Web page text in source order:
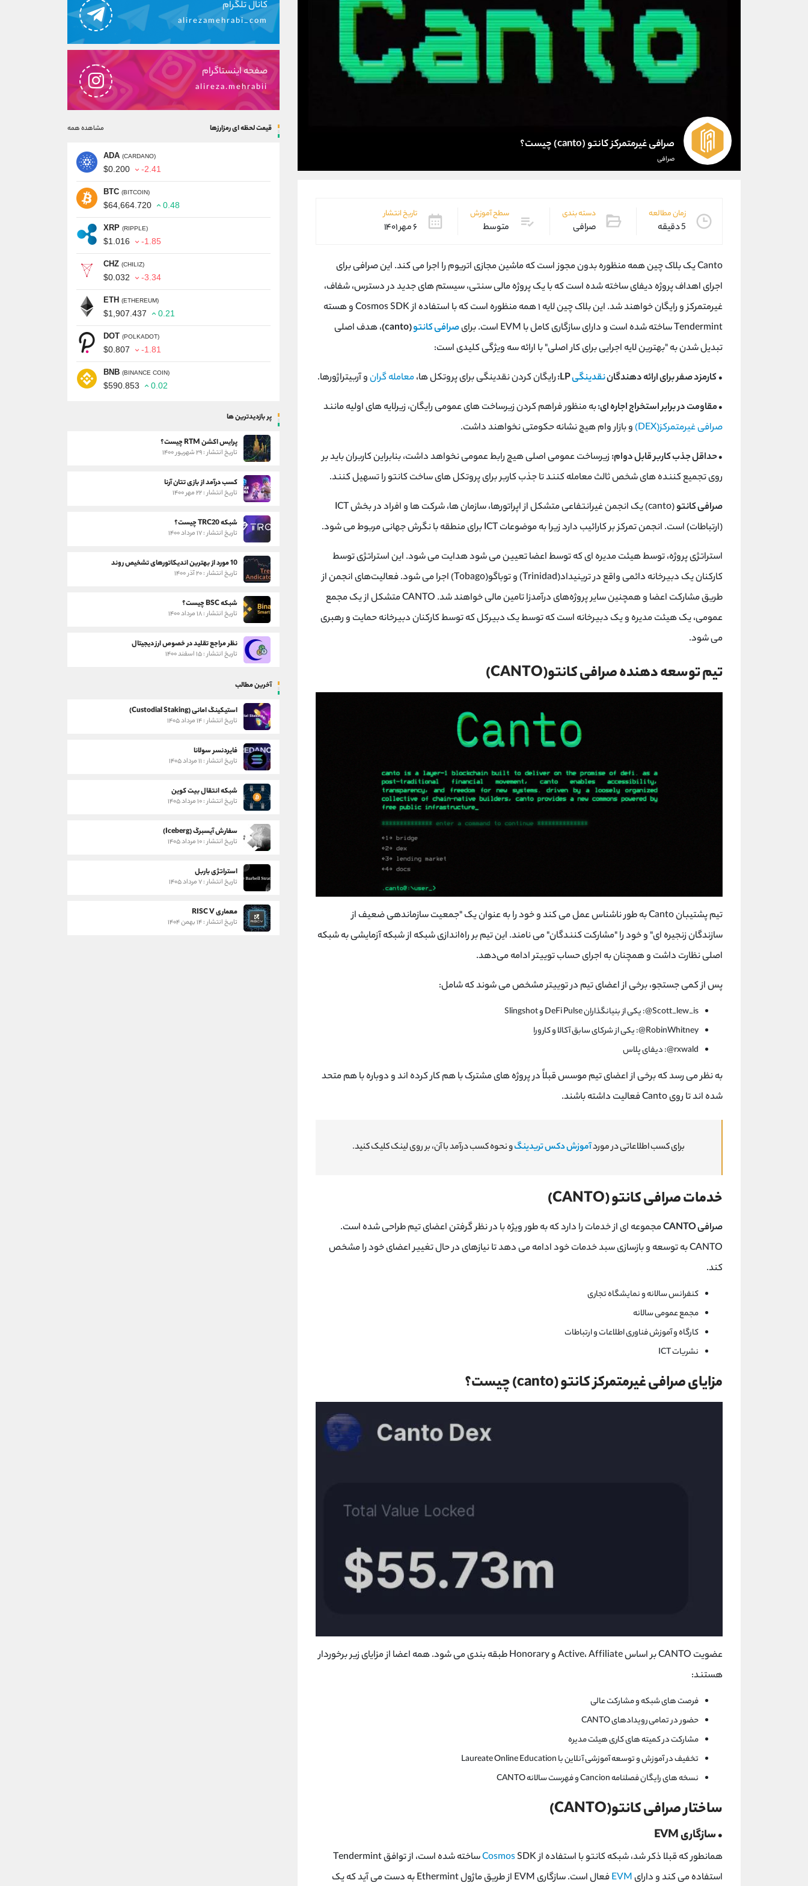
صرافی غیرمتمرکز کانتو (canto) چیست؟
صرافی
زمان مطالعه
5 دقیقه
دسته بندی
صرافی
سطح آموزش
متوسط
تاریخ انتشار
۶ مهر ۱۴۰۱
Canto یک بلاک چین همه منظوره بدون مجوز است که ماشین مجازی اتریوم را اجرا می کند. این صرافی برای
اجرای اهداف پروژه دیفای ساخته شده است که با یک پروژه مالی سنتی، سیستم های جدید در دسترس، شفاف،
غیرمتمرکز و رایگان خواهند شد. این بلاک چین لایه ۱ همه منظوره است که با استفاده از Cosmos SDK و هسته
Tendermint ساخته شده است و دارای سازگاری کامل با EVM است. برای
صرافی کانتو(canto)
، هدف اصلی
تبدیل شدن به "بهترین لایه اجرایی برای کار اصلی" با ارائه سه ویژگی کلیدی است:
•کارمزد صفر برای ارائه دهندگاننقدینگی رایگان کردن نقدینگی برای پروتکل ها،معامله گرانو آربیتراژورها.
• مقاومت در برابر استخراج اجاره ای:به منظور فراهم کردن زیرساخت های عمومی رایگان، زیرلایه های اولیه مانند
صرافی غیرمتمرکز(DEX)
و بازار وام هیچ نشانه حکومتی نخواهند داشت.
• حداقل جذب کاربر قابل دوام: زیرساخت عمومی اصلی هیچ رابط عمومی نخواهد داشت، بنابراین کاربران باید بر
روی تجمیع کننده های شخص ثالث معامله کنند تا جذب کاربر برای پروتکل های ساخت کانتو را تسهیل کنند.
صرافی کانتو
(canto) یک انجمن غیرانتفاعی متشکل از اپراتورها، سازمان ها، شرکت ها و افراد در بخش ICT
(ارتباطات) است. انجمن تمرکز بر کارائیب دارد زیرا به موضوعات ICT برای منطقه با نگرش جهانی مربوط می شود.
استراتژی پروژه، توسط هیئت مدیره ای که توسط اعضا تعیین می شود هدایت می شود. این استراتژی توسط
کارکنان یک دبیرخانه دائمی واقع در ترینیداد(Trinidad) و توباگو(Tobago) اجرا می شود. فعالیت‌های انجمن از
طریق مشارکت اعضا و همچنین سایر پروژه‌های درآمدزا تامین مالی خواهند شد. CANTO متشکل از یک مجمع
عمومی، یک هیئت مدیره و یک دبیرخانه است که توسط یک دبیرکل که توسط کارکنان دبیرخانه حمایت و رهبری
می شود.
تیم توسعه دهنده صرافی کانتو(CANTO)
تیم پشتیبان Canto به طور ناشناس عمل می کند و خود را به عنوان یک "جمعیت سازماندهی ضعیف از
سازندگان زنجیره ای" و خود را "مشارکت کنندگان" می نامند. این تیم بر راه‌اندازی شبکه از شبکه آزمایشی به شبکه
اصلی نظارت داشت و همچنان به اجرای حساب توییتر ادامه می‌دهد.
پس از کمی جستجو، برخی از اعضای تیم در توییتر مشخص می شوند که شامل:
Scott_lew_is@: یکی از بنیانگذاران DeFi Pulse و Slingshot
RobinWhitney@: یکی از شرکای سابق آکالا و کارورا
rxwald@: دیفای پلاس
به نظر می رسد که برخی از اعضای تیم موسس قبلاً در پروژه های مشترک با هم کار کرده اند و دوباره با هم متحد
شده اند تا روی Canto فعالیت داشته باشند.
برای کسب اطلاعاتی در موردآموزش دکس تریدینگو نحوه کسب درآمد با آن، بر روی لینک کلیک کنید.
خدمات صرافی کانتو (CANTO)
صرافی CANTO
مجموعه ای از خدمات را دارد که به طور ویژه با در نظر گرفتن اعضای تیم طراحی شده است.
CANTO به توسعه و بازسازی سبد خدمات خود ادامه می دهد تا نیازهای در حال تغییر اعضای خود را مشخص
کند.
کنفرانس سالانه و نمایشگاه تجاری
مجمع عمومی سالانه
کارگاه و آموزش فناوری اطلاعات و ارتباطات
نشریات ICT
مزایای صرافی غیرمتمرکز کانتو (canto) چیست؟
عضویت CANTO بر اساس Active، Affiliate و Honorary طبقه بندی می شود. همه اعضا از مزایای زیر برخوردار
هستند:
فرصت های شبکه و مشارکت عالی
حضور در تمامی رویدادهای CANTO
مشارکت در کمیته های کاری هیئت مدیره
تخفیف در آموزش و توسعه آموزشی آنلاین با Laureate Online Education
نسخه های رایگان فصلنامه Cancion و فهرست سالانه CANTO
ساختار صرافی کانتو(CANTO)
• سازگاری EVM
همانطور که قبلا ذکر شد، شبکه کانتو با استفاده از Cosmos
SDK ساخته شده است، از توافق Tendermint
استفاده می کند و دارایEVM فعال است. سازگاری EVM از طریق ماژول Ethermint به دست می آید که یک
کانال تلگرام
alirezamehrabi_com
صفحه اینستاگرام
alireza.mehrabii
قیمت لحظه ای رمزارزها مشاهده همه
ADA (CARDANO)
$0.200 -2.41
BTC (BITCOIN)
$64,664.720 0.48
XRP (RIPPLE)
$1.016 -1.85
CHZ (CHILIZ)
$0.032 -3.34
ETH (ETHEREUM)
$1,907.437 0.21
DOT (POLKADOT)
$0.807 -1.81
BNB (BINANCE COIN)
$590.853 0.02
پر بازدیدترین ها
پرایس اکشن RTM چیست؟
تاریخ انتشار : ۲۹ شهریور ۱۴۰۰
کسب درآمد از بازی تتان آرنا
تاریخ انتشار : ۲۲ مهر ۱۴۰۰
شبکه TRC20 چیست؟
تاریخ انتشار : ۱۷ مرداد ۱۴۰۰
10 مورد از بهترین اندیکاتورهای تشخیص روند
تاریخ انتشار : ۲۰ آذر ۱۴۰۰
شبکه BSC چیست؟
تاریخ انتشار : ۱۸ مرداد ۱۴۰۰
نظر مراجع تقلید در خصوص ارز دیجیتال
تاریخ انتشار : ۱۵ اسفند ۱۴۰۰
آخرین مطالب
استیکینگ امانی (Custodial Staking)
تاریخ انتشار : ۱۴ مرداد ۱۴۰۵
فایردنسر سولانا
تاریخ انتشار : ۱۱ مرداد ۱۴۰۵
شبکه انتقال بیت کوین
تاریخ انتشار : ۱۰ مرداد ۱۴۰۵
سفارش آیسبرگ (Iceberg)
تاریخ انتشار : ۱۰ مرداد ۱۴۰۵
استراتژی باربل
تاریخ انتشار : ۷ مرداد ۱۴۰۵
معماری RISC V
تاریخ انتشار : ۱۴ بهمن ۱۴۰۴